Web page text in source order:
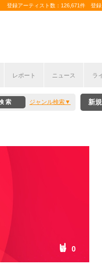
登録アーティスト数：126,671件 登
レポート ニュース ラ
ジャンル検索 新
0